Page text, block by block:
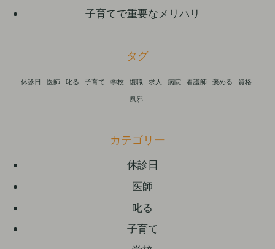
子育てで重要なメリハリ
タグ
休診日 医師 叱る 子育て 学校 復職 求人 病院 看護師 褒める
資格
風邪
カテゴリー
休診日
医師
叱る
子育て